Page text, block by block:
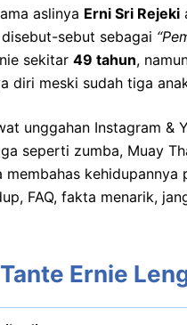
aslinya Erni Sri Rejeki
sebut sebagai
sekitar 49 tahun,
diri meski sudah tiga
unggahan Instagram &
seperti zumba, Muay
membahas
FAQ, fakta menarik,
Ernie